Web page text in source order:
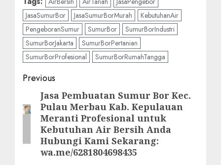
JasaSumurBor
JasaSumurBorMurah
KebutuhanAir
PengeboranSumur
SumurBor
SumurBorIndustri
SumurBorJakarta
SumurBorPertanian
SumurBorProfesional
SumurBorRumahTangga
Post
navigation
Previous
Previous
post:
Jasa Pembuatan Sumur Bor Kec.
Pulau Merbau Kab. Kepulauan
Meranti Profesional untuk
Kebutuhan Air Bersih Anda
Hubungi Kami Sekarang:
wa.me/6281804698435